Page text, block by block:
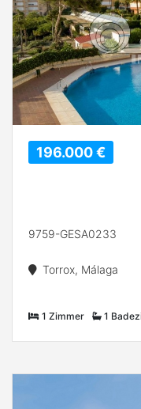
196.000 €
9759-GESA0233
Torrox, Málaga
1 Zimmer 1